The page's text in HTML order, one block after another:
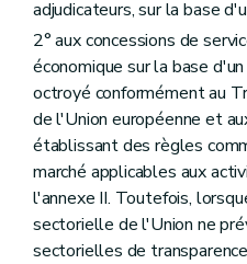
adjudicateurs, sur la base
2° aux concessions de
économique sur la base
octroyé conformément au
de l'Union européenne et
établissant des règles
marché applicables aux
l'annexe II. Toutefois,
sectorielle de l'Union ne
sectorielles de